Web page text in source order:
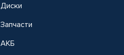
Диски
Запчасти
АКБ